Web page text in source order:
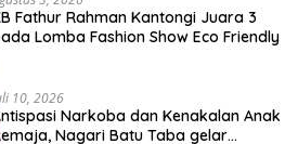
Fathur Rahman Kantongi Juara 3
Lomba Fashion Show Eco Friendly
10, 2026
Narkoba dan Kenakalan Anak
Nagari Batu Taba gelar